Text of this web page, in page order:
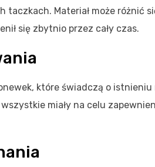
Materiał może różnić
się zbytnio przez cały czas.
które świadczą o istnieniu
miały na celu